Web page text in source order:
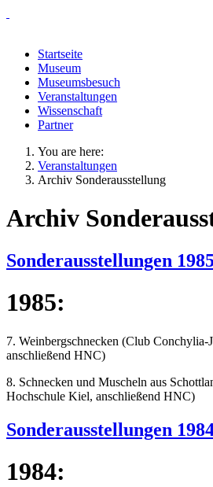
Startseite
Museum
Museumsbesuch
Veranstaltungen
Wissenschaft
Partner
You are here:
Veranstaltungen
Archiv Sonderausstellung
Archiv
Sonderausstellungen
1985:
7. Weinbergschnecken (Club Conchylia-
anschließend HNC)
8. Schnecken und Muscheln aus
Hochschule Kiel, anschließend HNC)
Sonderausstellungen
1984: